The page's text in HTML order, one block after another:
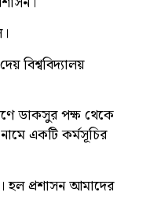
বিশ্ববিদ্যালয়
ডাকসুর পক্ষ থেকে
একটি কর্মসূচির
হল প্রশাসন আমাদের